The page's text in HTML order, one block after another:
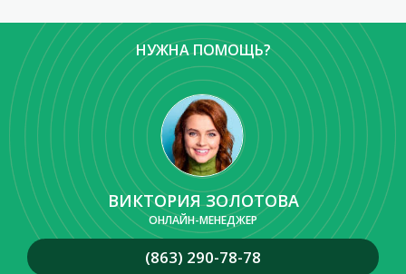
НУЖНА ПОМОЩЬ?
ВИКТОРИЯ ЗОЛОТОВА
ОНЛАЙН-МЕНЕДЖЕР
(863) 290-78-78